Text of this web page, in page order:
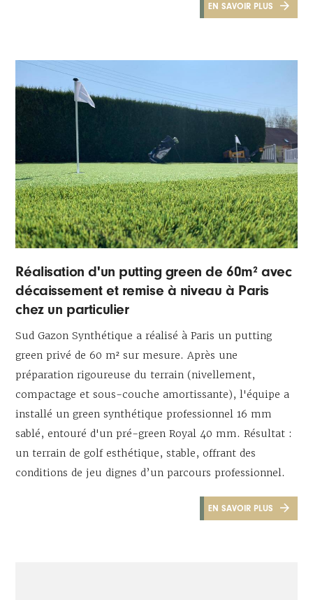
EN SAVOIR PLUS
Réalisation d'un putting green de 60m² avec
décaissement et remise à niveau à Paris
chez un particulier
Sud Gazon Synthétique a réalisé à Paris un putting
green privé de 60 m² sur mesure. Après une
préparation rigoureuse du terrain (nivellement,
compactage et sous-couche amortissante), l'équipe a
installé un green synthétique professionnel 16 mm
sablé, entouré d'un pré-green Royal 40 mm. Résultat :
un terrain de golf esthétique, stable, offrant des
conditions de jeu dignes d’un parcours professionnel.
EN SAVOIR PLUS